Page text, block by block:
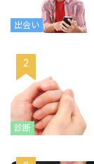
出会い
診断